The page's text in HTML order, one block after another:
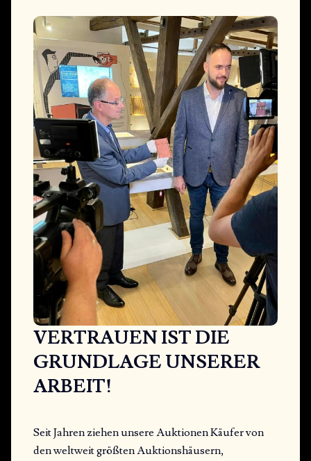
VERTRAUEN IST DIE
GRUNDLAGE UNSERER
ARBEIT!
Seit Jahren ziehen unsere Auktionen Käufer von
den weltweit größten Auktionshäusern,